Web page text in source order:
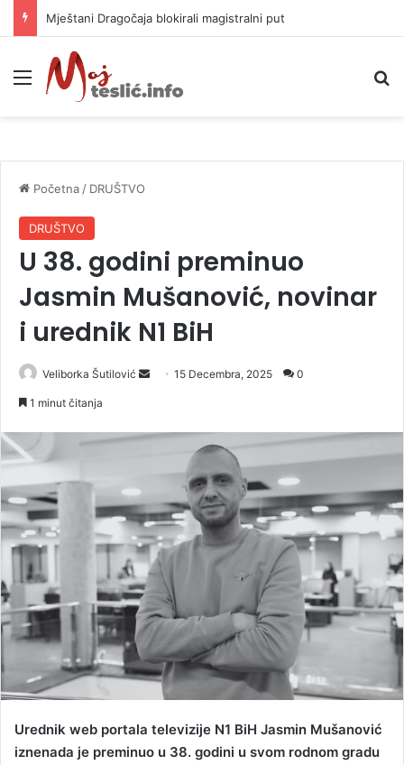
Helikopter ponovo gasi vatru u selima kod Trebinja
Meni
Početna / DRUŠTVO
DRUŠTVO
U 38. godini preminuo
Jasmin Mušanović, novinar
i urednik N1 BiH
Veliborka Šutilović
d
e
m
a
i
l
15 Decembra, 2025 0
1 minut čitanja
Urednik web portala televizije N1 BiH Jasmin Mušanović
iznenada je preminuo u 38. godini u svom rodnom gradu